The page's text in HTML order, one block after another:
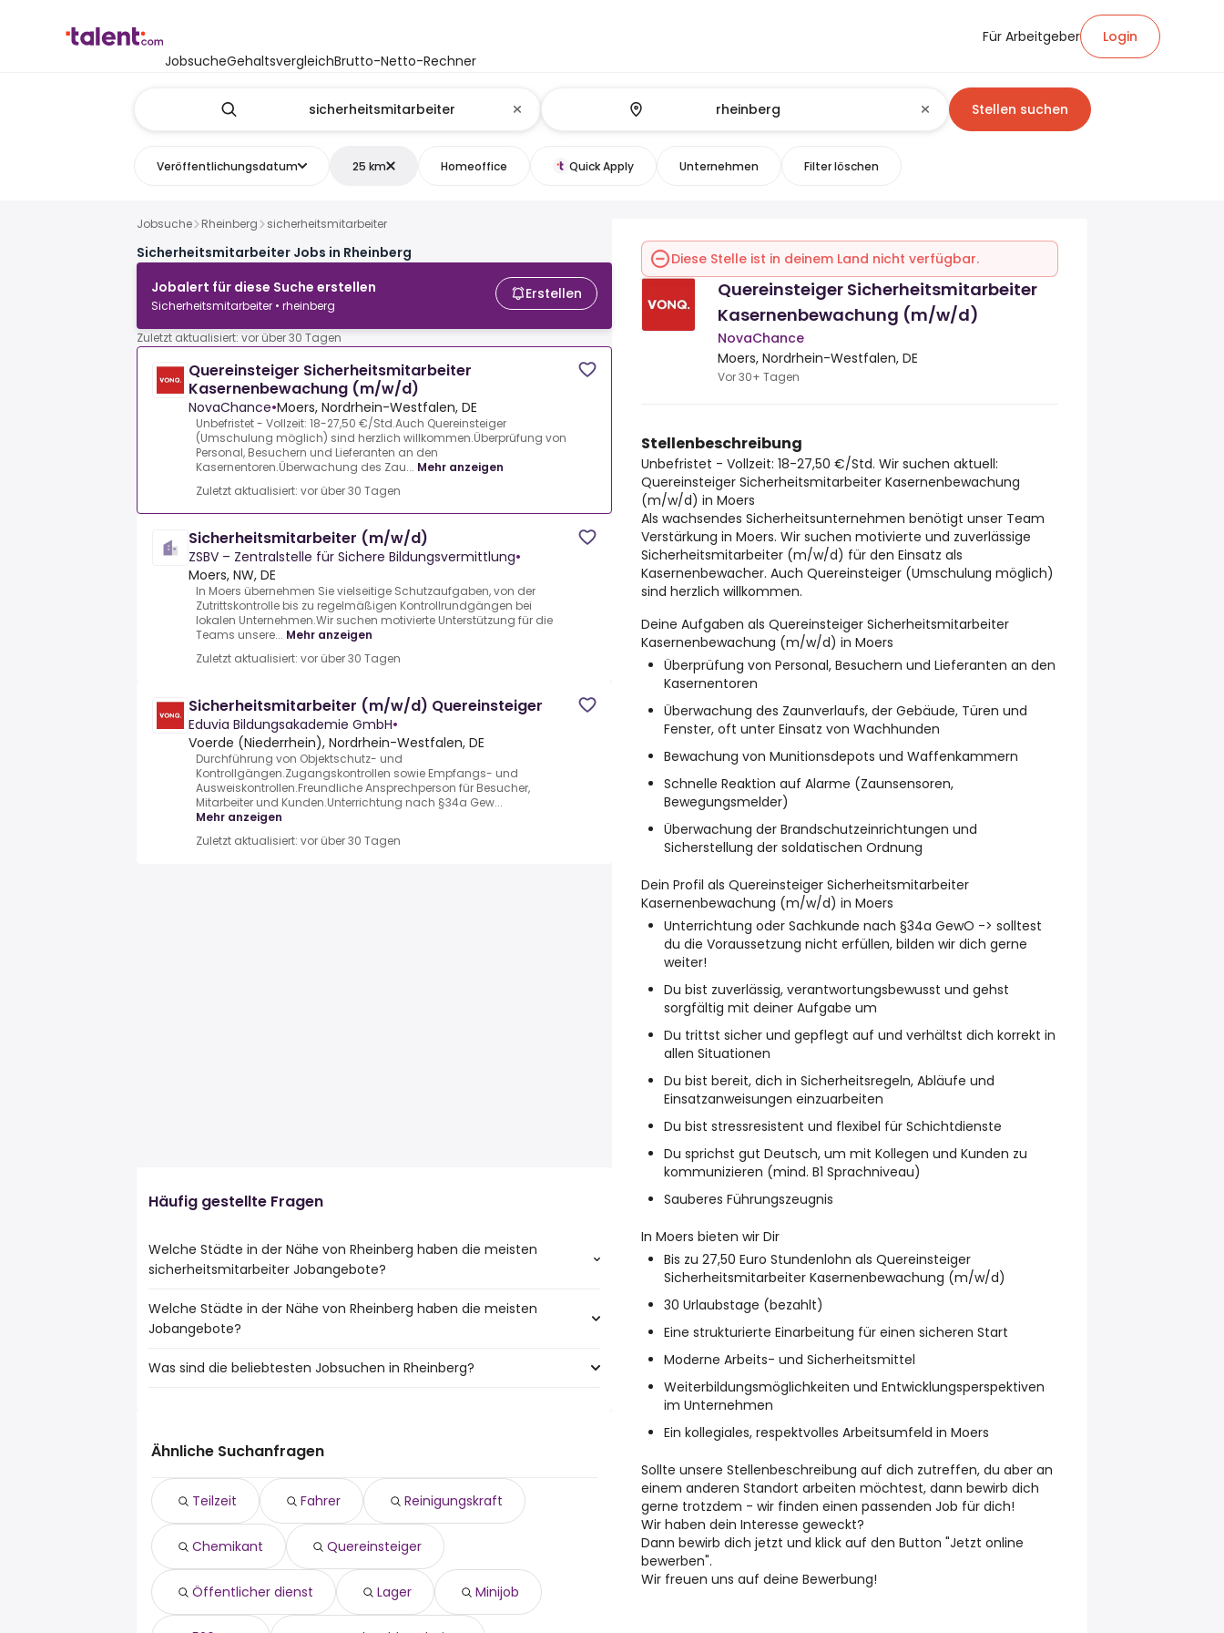
JobsucheGehaltsvergleichBrutto-Netto-Rechner
Für Arbeitgeber Login
Stellen suchen
Veröffentlichungsdatum 25 km Homeoffice Quick Apply Unternehmen Filter löschen
Jobsuche Rheinberg sicherheitsmitarbeiter
Sicherheitsmitarbeiter Jobs in Rheinberg
Jobalert für diese Suche erstellen
Sicherheitsmitarbeiter • rheinberg
Erstellen
Zuletzt aktualisiert: vor über 30 Tagen
Quereinsteiger Sicherheitsmitarbeiter
Kasernenbewachung (m/w/d)
NovaChance•Moers, Nordrhein-Westfalen, DE
Unbefristet - Vollzeit: 18-27,50 €/Std.Auch Quereinsteiger
(Umschulung möglich) sind herzlich willkommen.Überprüfung von
Personal, Besuchern und Lieferanten an den
Kasernentoren.Überwachung des Zau... Mehr anzeigen
Zuletzt aktualisiert: vor über 30 Tagen
Sicherheitsmitarbeiter (m/w/d)
ZSBV – Zentralstelle für Sichere Bildungsvermittlung•
Moers, NW, DE
In Moers übernehmen Sie vielseitige Schutzaufgaben, von der
Zutrittskontrolle bis zu regelmäßigen Kontrollrundgängen bei
lokalen Unternehmen.Wir suchen motivierte Unterstützung für die
Teams unsere... Mehr anzeigen
Zuletzt aktualisiert: vor über 30 Tagen
Sicherheitsmitarbeiter (m/w/d) Quereinsteiger
Eduvia Bildungsakademie GmbH•
Voerde (Niederrhein), Nordrhein-Westfalen, DE
Durchführung von Objektschutz- und
Kontrollgängen.Zugangskontrollen sowie Empfangs- und
Ausweiskontrollen.Freundliche Ansprechperson für Besucher,
Mitarbeiter und Kunden.Unterrichtung nach §34a Gew...
Mehr anzeigen
Zuletzt aktualisiert: vor über 30 Tagen
Häufig gestellte Fragen
Welche Städte in der Nähe von Rheinberg haben die meisten
sicherheitsmitarbeiter Jobangebote?
Städte in der Nähe von Rheinberg mit den meisten
sicherheitsmitarbeiter Jobs:
Krefeld
Moers
Wesel
Kempen
Welche Städte in der Nähe von Rheinberg haben die meisten
Jobangebote?
10 Städte in der Nähe von Rheinberg mit den meisten Jobangeboten:
Mülheim An Der Ruhr
Dorsten
Dinslaken
Wesel
Kempen
Was sind die beliebtesten Jobsuchen in Rheinberg?
fahrer
quereinsteiger
Öffentlicher dienst
lager
minijob
520 euro
personalsachbearbeiter
Ähnliche Suchanfragen
Teilzeit Fahrer Reinigungskraft
Chemikant Quereinsteiger
Öffentlicher dienst Lager Minijob
Diese Stelle ist in deinem Land nicht verfügbar.
Quereinsteiger Sicherheitsmitarbeiter
Kasernenbewachung (m/w/d)
NovaChance
Moers, Nordrhein-Westfalen, DE
Vor 30+ Tagen
Stellenbeschreibung
Unbefristet - Vollzeit: 18-27,50 €/Std. Wir suchen aktuell:
Quereinsteiger Sicherheitsmitarbeiter Kasernenbewachung
(m/w/d) in Moers
Als wachsendes Sicherheitsunternehmen benötigt unser Team
Verstärkung in Moers. Wir suchen motivierte und zuverlässige
Sicherheitsmitarbeiter (m/w/d) für den Einsatz als
Kasernenbewacher. Auch Quereinsteiger (Umschulung möglich)
sind herzlich willkommen.
Deine Aufgaben als Quereinsteiger Sicherheitsmitarbeiter
Kasernenbewachung (m/w/d) in Moers
Überprüfung von Personal, Besuchern und Lieferanten an den
Kasernentoren
Überwachung des Zaunverlaufs, der Gebäude, Türen und
Fenster, oft unter Einsatz von Wachhunden
Bewachung von Munitionsdepots und Waffenkammern
Schnelle Reaktion auf Alarme (Zaunsensoren,
Bewegungsmelder)
Überwachung der Brandschutzeinrichtungen und
Sicherstellung der soldatischen Ordnung
Dein Profil als Quereinsteiger Sicherheitsmitarbeiter
Kasernenbewachung (m/w/d) in Moers
Unterrichtung oder Sachkunde nach §34a GewO -> solltest
du die Voraussetzung nicht erfüllen, bilden wir dich gerne
weiter!
Du bist zuverlässig, verantwortungsbewusst und gehst
sorgfältig mit deiner Aufgabe um
Du trittst sicher und gepflegt auf und verhältst dich korrekt in
allen Situationen
Du bist bereit, dich in Sicherheitsregeln, Abläufe und
Einsatzanweisungen einzuarbeiten
Du bist stressresistent und flexibel für Schichtdienste
Du sprichst gut Deutsch, um mit Kollegen und Kunden zu
kommunizieren (mind. B1 Sprachniveau)
Sauberes Führungszeugnis
In Moers bieten wir Dir
Bis zu 27,50 Euro Stundenlohn als Quereinsteiger
Sicherheitsmitarbeiter Kasernenbewachung (m/w/d)
30 Urlaubstage (bezahlt)
Eine strukturierte Einarbeitung für einen sicheren Start
Moderne Arbeits- und Sicherheitsmittel
Weiterbildungsmöglichkeiten und Entwicklungsperspektiven
im Unternehmen
Ein kollegiales, respektvolles Arbeitsumfeld in Moers
Sollte unsere Stellenbeschreibung auf dich zutreffen, du aber an
einem anderen Standort arbeiten möchtest, dann bewirb dich
gerne trotzdem - wir finden einen passenden Job für dich!
Wir haben dein Interesse geweckt?
Dann bewirb dich jetzt und klick auf den Button "Jetzt online
bewerben".
Wir freuen uns auf deine Bewerbung!